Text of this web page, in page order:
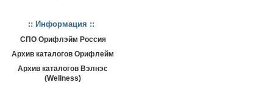
:: Информация ::
СПО Орифлэйм Россия
Архив каталогов Орифлейм
Архив каталогов Вэлнэс
(Wellness)